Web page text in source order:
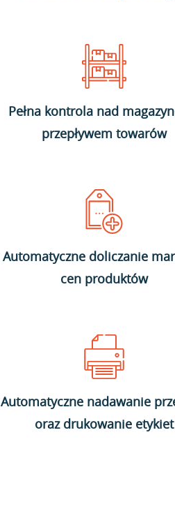
Pełna kontrola nad
przepływem towarów
Automatyczne doliczanie
cen produktów
Automatyczne nadawanie
oraz drukowanie etykiet